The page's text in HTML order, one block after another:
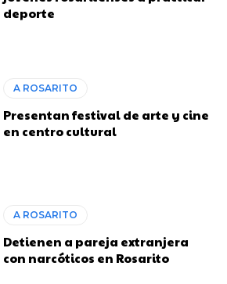
deporte
A ROSARITO
Presentan festival de arte y cine
en centro cultural
A ROSARITO
Detienen a pareja extranjera
con narcóticos en Rosarito